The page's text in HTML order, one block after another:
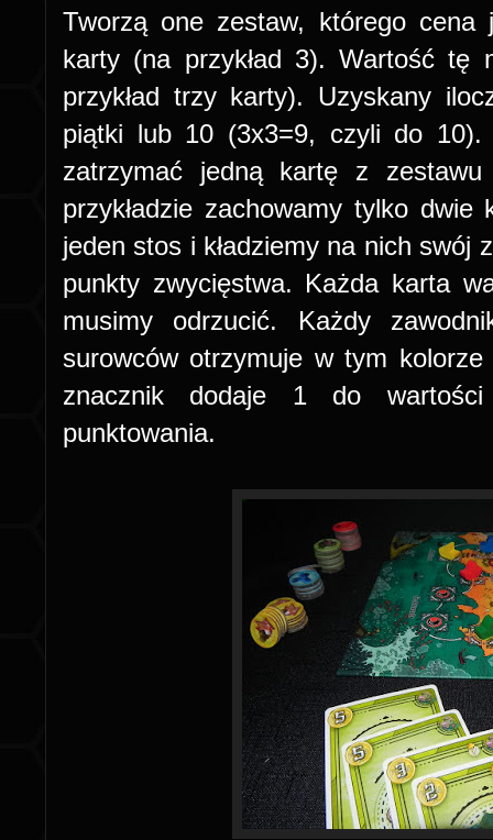
Tworzą one zestaw, którego cena
karty (na przykład 3). Wartość tę
przykład trzy karty). Uzyskany
piątki lub 10 (3x3=9, czyli do
zatrzymać jedną kartę z
przykładzie zachowamy tylko
jeden stos i kładziemy na nich swój
punkty zwycięstwa. Każda karta
musimy odrzucić. Każdy
surowców otrzymuje w tym
znacznik dodaje 1 do
punktowania.